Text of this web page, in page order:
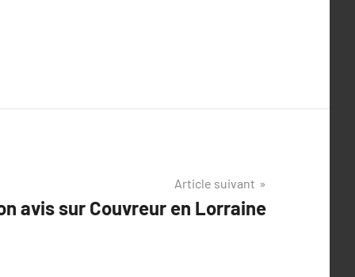
Article suivant
avis sur Couvreur en Lorraine